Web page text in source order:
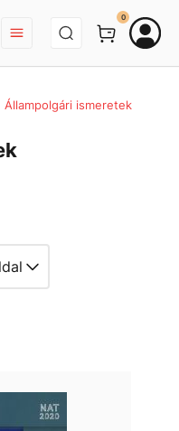
BEJELENTKEZÉS
0
Állampolgári ismeretek